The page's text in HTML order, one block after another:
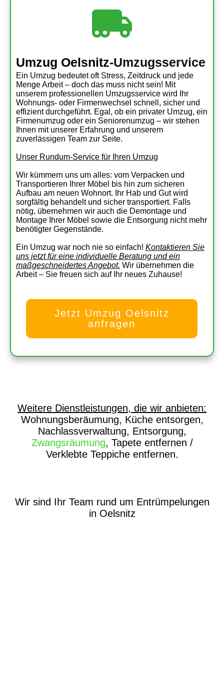
Umzug Oelsnitz-Umzugsservice
Ein Umzug bedeutet oft Stress, Zeitdruck und jede
Menge Arbeit – doch das muss nicht sein! Mit
unserem professionellen Umzugsservice wird Ihr
Wohnungs- oder Firmenwechsel schnell, sicher und
effizient durchgeführt. Egal, ob ein privater Umzug, ein
Firmenumzug oder ein Seniorenumzug – wir stehen
Ihnen mit unserer Erfahrung und unserem
zuverlässigen Team zur Seite.
Unser Rundum-Service für Ihren Umzug
Wir kümmern uns um alles: vom Verpacken und
Transportieren Ihrer Möbel bis hin zum sicheren
Aufbau am neuen Wohnort. Ihr Hab und Gut wird
sorgfältig behandelt und sicher transportiert. Falls
nötig, übernehmen wir auch die Demontage und
Montage Ihrer Möbel sowie die Entsorgung nicht mehr
benötigter Gegenstände.
Ein Umzug war noch nie so einfach! Kontaktieren Sie
uns jetzt für eine individuelle Beratung und ein
maßgeschneidertes Angebot. Wir übernehmen die
Arbeit – Sie freuen sich auf Ihr neues Zuhause!
Jetzt Umzug Oelsnitz
anfragen
Weitere Dienstleistungen, die wir anbieten:
Wohnungsberäumung, Küche entsorgen,
Nachlassverwaltung, Entsorgung,
Zwangsräumung, Tapete entfernen /
Verklebte Teppiche entfernen.
Wir sind Ihr Team rund um Entrümpelungen
in Oelsnitz